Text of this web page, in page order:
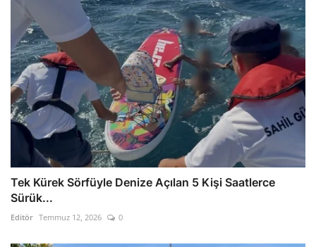
Tek Kürek Sörfüyle Denize Açılan 5 Kişi Saatlerce
Sürük...
Editör Temmuz 12, 2026 0